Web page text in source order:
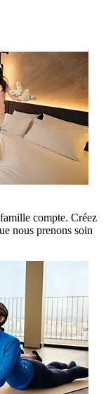
compte. Créez
nous prenons soin